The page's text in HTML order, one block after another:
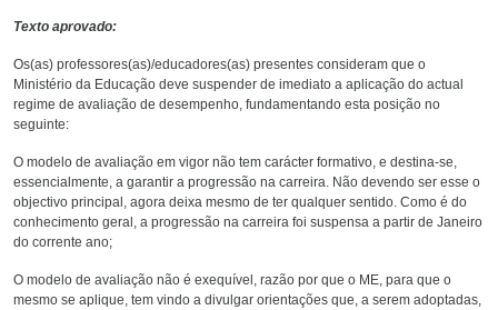
Texto aprovado:
Os(as) professores(as)/educadores(as) presentes consideram que o
Ministério da Educação deve suspender de imediato a aplicação do actual
regime de avaliação de desempenho, fundamentando esta posição no
seguinte:
O modelo de avaliação em vigor não tem carácter formativo, e destina-se,
essencialmente, a garantir a progressão na carreira. Não devendo ser esse o
objectivo principal, agora deixa mesmo de ter qualquer sentido. Como é do
conhecimento geral, a progressão na carreira foi suspensa a partir de Janeiro
do corrente ano;
O modelo de avaliação não é exequível, razão por que o ME, para que o
mesmo se aplique, tem vindo a divulgar orientações que, a serem adoptadas,